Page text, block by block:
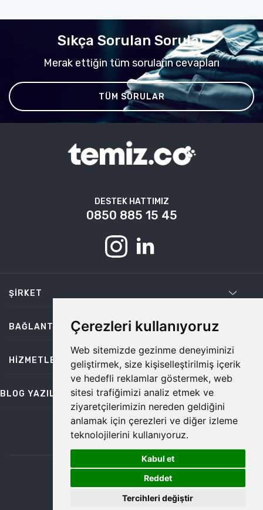
Çerezleri kullanıyoruz
Web sitemizde gezinme deneyiminizi
geliştirmek, size kişiselleştirilmiş içerik
ve hedefli reklamlar göstermek, web
sitesi trafiğimizi analiz etmek ve
ziyaretçilerimizin nereden geldiğini
anlamak için çerezleri ve diğer izleme
teknolojilerini kullanıyoruz.
Kabul et
Reddet
Tercihleri değiştir
Sıkça Sorulan Sorular
Merak ettiğin tüm soruların cevapları
TÜM SORULAR
DESTEK HATTIMIZ
0850 885 15 45
ŞIRKET
BAĞLANTILAR
HIZMETLER
BLOG YAZILARI
bilgi@temiz.co
©2026 Temiz, Her Hakkı Saklıdır.